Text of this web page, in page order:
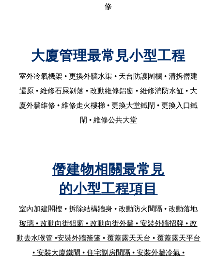
修
大廈管理最常見小型工程
室外冷氣機架 • 更換外牆水渠 • 天台防護圍欄 • 清拆僭建
還原 • 維修石屎剝落 • 改動維修鋁窗 • 維修消防水缸 • 大
廈外牆維修 • 維修走火樓梯 • 更換大堂鐵閘 • 更換入口鐵
閘 • 維修公共大堂
僭建物相關最常見
的小型工程項目
室內加建閣樓 • 拆除結構牆身 • 改動防火間隔 • 改動落地
玻璃 • 改動向街鋁窗 • 改動向街外牆 • 安裝外牆招牌 • 改
動去水喉管 •安裝外牆簷篷 • 覆蓋露天天台 • 覆蓋露天平台
• 安裝大廈鐵閘 • 住宅劏房間隔 • 安裝外牆冷氣 •